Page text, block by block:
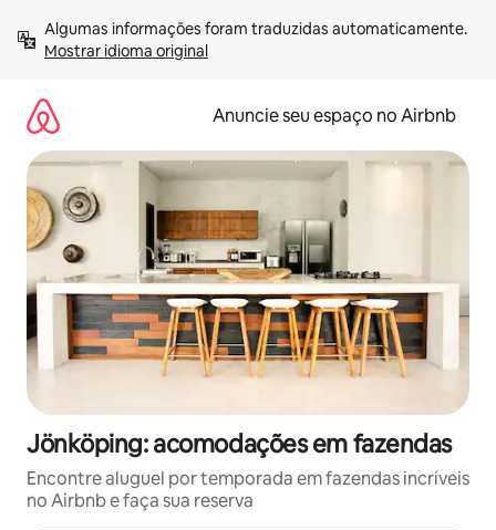
para
Mostrar idioma original
Anuncie seu espaço no Airbnb
Jönköping: acomodações em fazendas
Encontre aluguel por temporada em fazendas incríveis
no Airbnb e faça sua reserva